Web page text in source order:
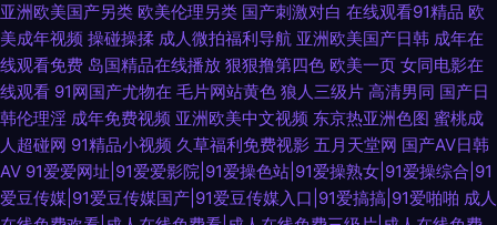
亚洲欧美国产另类 欧美伦理另类 国产刺激对白 在线观看91精品 欧
美成年视频 操碰操揉 成人微拍福利导航 亚洲欧美国产日韩 成年在
线观看免费 岛国精品在线播放 狠狠撸第四色 欧美一页 女同电影在
线观看 91网国产尤物在 毛片网站黄色 狼人三级片 高清男同 国产日
韩伦理淫 成年免费视频 亚洲欧美中文视频 东京热亚洲色图 蜜桃成
人超碰网 91精品小视频 久草福利免费视影 五月天堂网 国产AV日韩
AV 91爱爱网址|91爱爱影院|91爱操色站|91爱操熟女|91爱操综合|91
爱豆传媒|91爱豆传媒国产|91爱豆传媒入口|91爱搞搞|91爱啪啪 成人